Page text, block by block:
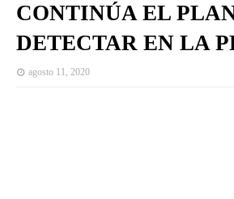
CONTINÚA EL
DETECTAR EN LA
agosto 11, 2020